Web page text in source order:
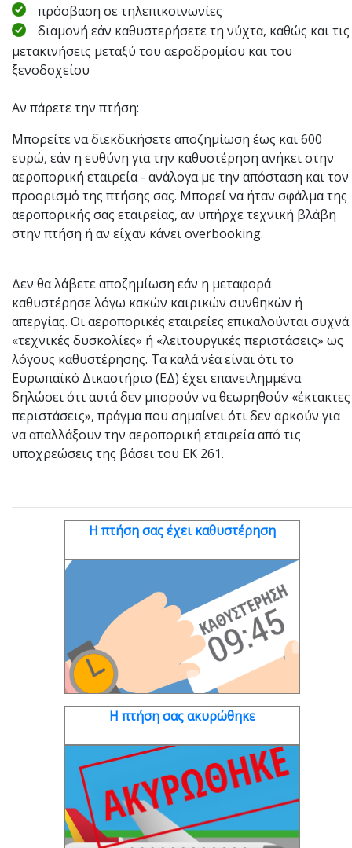
πρόσβαση σε τηλεπικοινωνίες
διαμονή εάν καθυστερήσετε τη νύχτα, καθώς και τις
μετακινήσεις μεταξύ του αεροδρομίου και του
ξενοδοχείου
Αν πάρετε την πτήση:
Μπορείτε να διεκδικήσετε αποζημίωση έως και 600
ευρώ, εάν η ευθύνη για την καθυστέρηση ανήκει στην
αεροπορική εταιρεία - ανάλογα με την απόσταση και τον
προορισμό της πτήσης σας. Μπορεί να ήταν σφάλμα της
αεροπορικής σας εταιρείας, αν υπήρχε τεχνική βλάβη
στην πτήση ή αν είχαν κάνει overbooking.
Δεν θα λάβετε αποζημίωση εάν η μεταφορά
καθυστέρησε λόγω κακών καιρικών συνθηκών ή
απεργίας. Οι αεροπορικές εταιρείες επικαλούνται συχνά
«τεχνικές δυσκολίες» ή «λειτουργικές περιστάσεις» ως
λόγους καθυστέρησης. Τα καλά νέα είναι ότι το
Ευρωπαϊκό Δικαστήριο (ΕΔ) έχει επανειλημμένα
δηλώσει ότι αυτά δεν μπορούν να θεωρηθούν «έκτακτες
περιστάσεις», πράγμα που σημαίνει ότι δεν αρκούν για
να απαλλάξουν την αεροπορική εταιρεία από τις
υποχρεώσεις της βάσει του ΕΚ 261.
Η πτήση σας έχει καθυστέρηση
Η πτήση σας ακυρώθηκε